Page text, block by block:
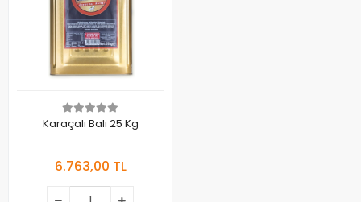
Karaçalı Balı 25 Kg
6.763,00 TL